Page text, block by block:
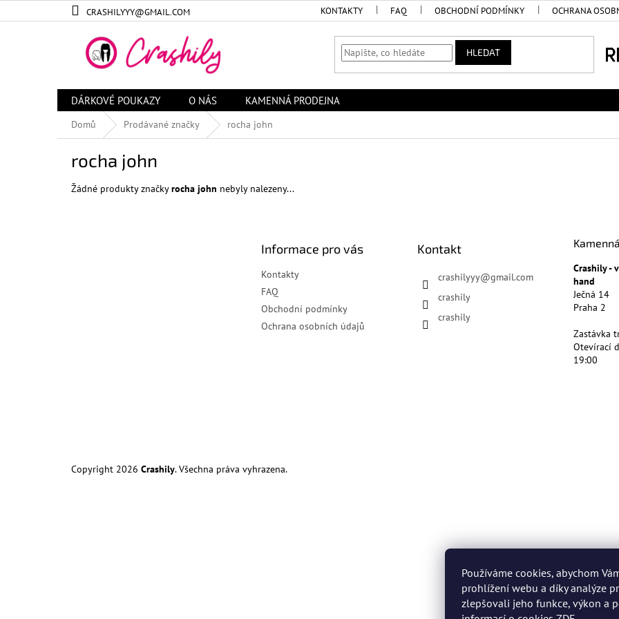
Používáme cookies, abychom
prohlížení webu a díky analýze
zlepšovali jeho funkce, výkon a
na
CRASHILYYY@GMAIL.COM KONTAKTY FAQ OBCHODNÍ PODMÍNKY OCHRANA
HLEDAT
DÁRKOVÉ POUKAZY O NÁS KAMENNÁ PRODEJNA
Domů Prodávané značky rocha john
rocha john
Žádné produkty značkyrocha john nebyly nalezeny...
Informace pro vás
Kontakty
FAQ
Obchodní podmínky
Ochrana osobních údajů
Kontakt
crashilyyy@gmail.com
crashily
crashily
Crashily -
hand
Ječná 14
Praha 2
Zastávka
Otevírací
19:00
Copyright 2026 Crashily. Všechna práva vyhrazena.